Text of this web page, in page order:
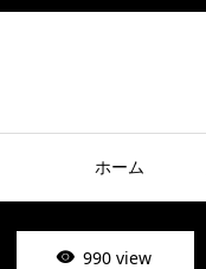
ホーム
990 view